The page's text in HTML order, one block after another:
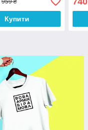
959 ₴
Купити